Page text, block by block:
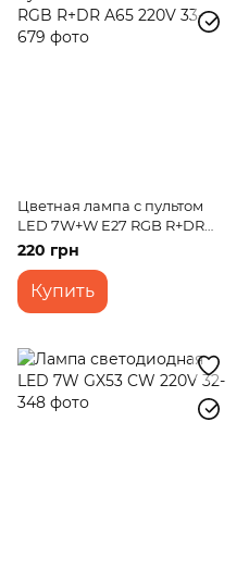
Цветная лампа с пультом
LED 7W+W E27 RGB R+DR
A65 220V
220 грн
Купить